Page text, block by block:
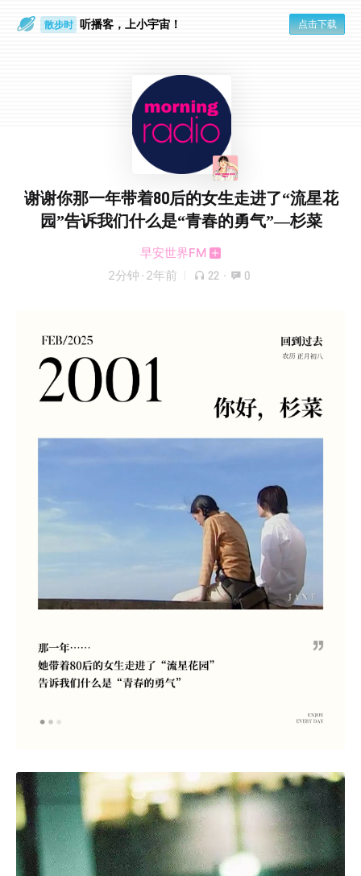
散步时 听播客，上小宇宙！ 点击下载
谢谢你那一年带着80后的女生走进了“流星花
园”告诉我们什么是“青春的勇气”—杉菜
早安世界FM
2分钟 · 2年前 22 · 0